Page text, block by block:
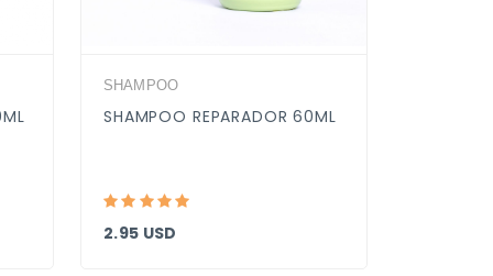
SHAMPOO
SHAMPOO REPARADOR 60ML
2.95 USD